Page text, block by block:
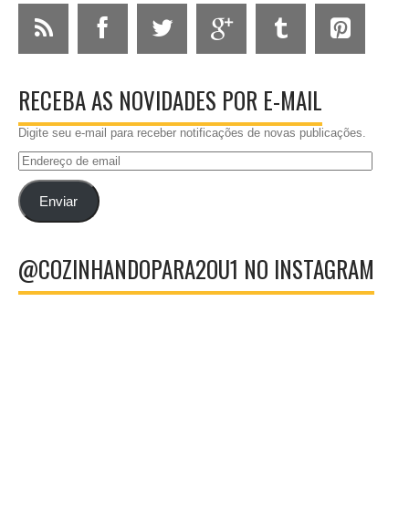
RECEBA AS NOVIDADES POR E-MAIL
Digite seu e-mail para receber notificações de novas publicações.
Endereço
emailEnviar
@COZINHANDOPARA2OU1 NO INSTAGRAM